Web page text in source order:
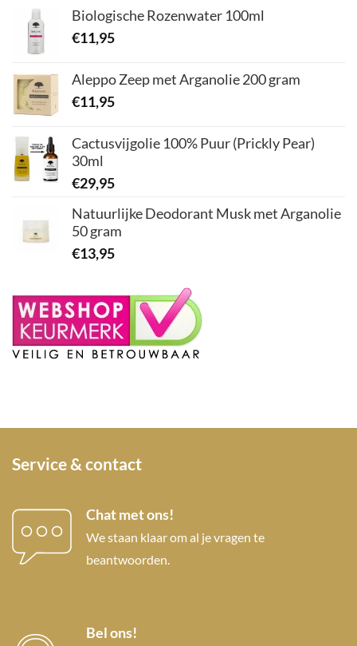
Biologische Rozenwater 100ml
€11,95
Aleppo Zeep met Arganolie 200 gram
€11,95
Cactusvijgolie 100% Puur (Prickly Pear)
30ml
€29,95
Natuurlijke Deodorant Musk met Arganolie
50 gram
€13,95
Service & contact
Chat met ons!
We staan klaar om al je vragen te
beantwoorden.
Bel ons!